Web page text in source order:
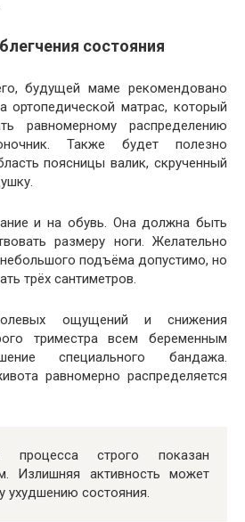
состояния
будущей маме рекомендовано
ортопедической матрас, который
равномерному распределению
Также будет полезно
поясницы валик, скрученный
и на обувь. Она должна быть
размеру ноги. Желательно
подъёма допустимо, но
трёх сантиметров.
ощущений и снижения
триместра всем беременным
специального бандажа.
равномерно распределяется
процесса строго показан
Излишняя активность может
ухудшению состояния.